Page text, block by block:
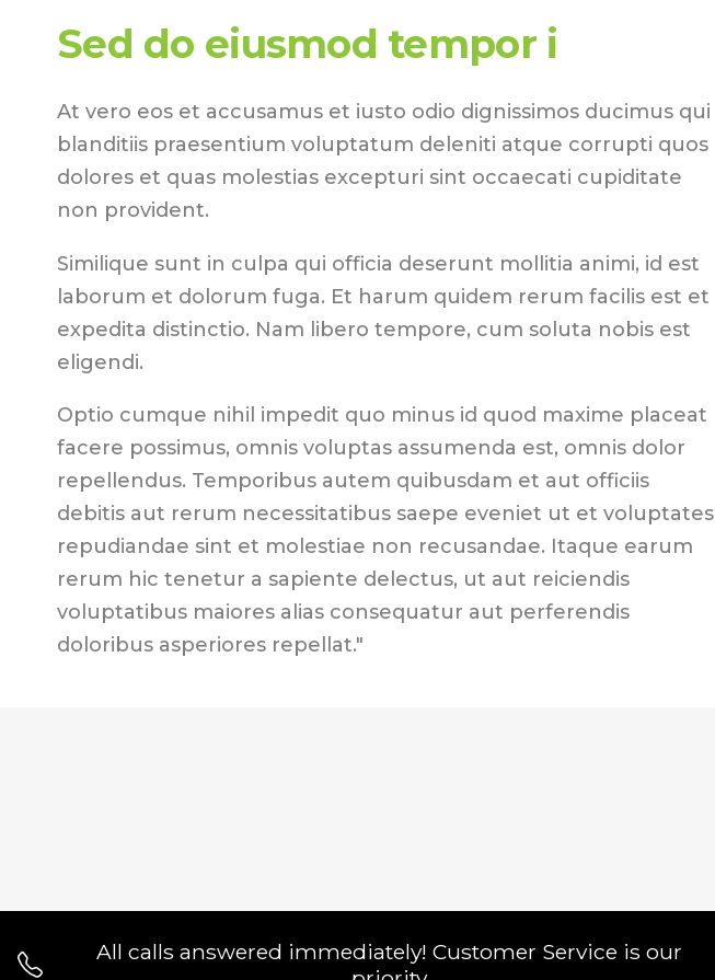
Sed do eiusmod tempor i
At vero eos et accusamus et iusto odio dignissimos ducimus qui
blanditiis praesentium voluptatum deleniti atque corrupti quos
dolores et quas molestias excepturi sint occaecati cupiditate
non provident.
Similique sunt in culpa qui officia deserunt mollitia animi, id est
laborum et dolorum fuga. Et harum quidem rerum facilis est et
expedita distinctio. Nam libero tempore, cum soluta nobis est
eligendi.
Optio cumque nihil impedit quo minus id quod maxime placeat
facere possimus, omnis voluptas assumenda est, omnis dolor
repellendus. Temporibus autem quibusdam et aut officiis
debitis aut rerum necessitatibus saepe eveniet ut et voluptates
repudiandae sint et molestiae non recusandae. Itaque earum
rerum hic tenetur a sapiente delectus, ut aut reiciendis
voluptatibus maiores alias consequatur aut perferendis
doloribus asperiores repellat."
All calls answered immediately! Customer Service is our